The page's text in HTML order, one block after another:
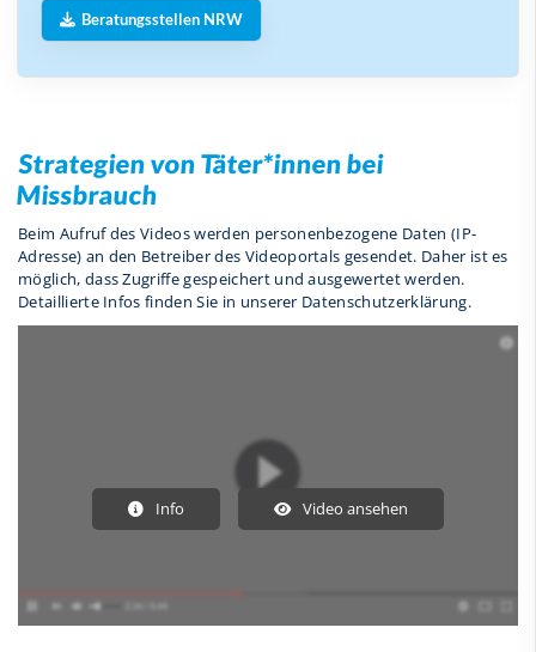
Beratungsstellen NRW
Strategien von Täter*innen bei
Missbrauch
Beim Aufruf des Videos werden personenbezogene Daten (IP-
Adresse) an den Betreiber des Videoportals gesendet. Daher ist es
möglich, dass Zugriffe gespeichert und ausgewertet werden.
Detaillierte Infos finden Sie in unserer Datenschutzerklärung.
Info Video ansehen